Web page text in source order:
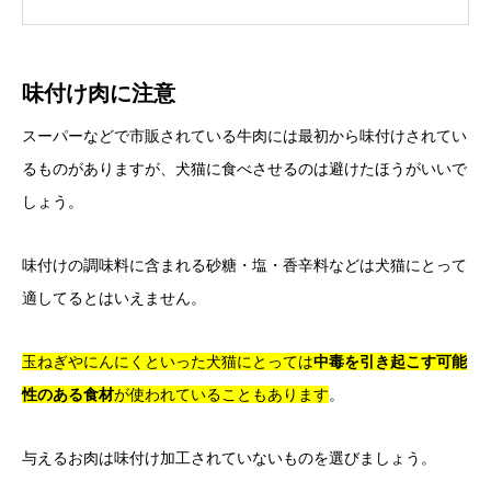
味付け肉に注意
スーパーなどで市販されている牛肉には最初から味付けされてい
るものがありますが、犬猫に食べさせるのは避けたほうがいいで
しょう。
味付けの調味料に含まれる砂糖・塩・香辛料などは犬猫にとって
適してるとはいえません。
玉ねぎやにんにくといった犬猫にとっては中毒を引き起こす可能
性のある食材が使われていることもあります。
与えるお肉は味付け加工されていないものを選びましょう。